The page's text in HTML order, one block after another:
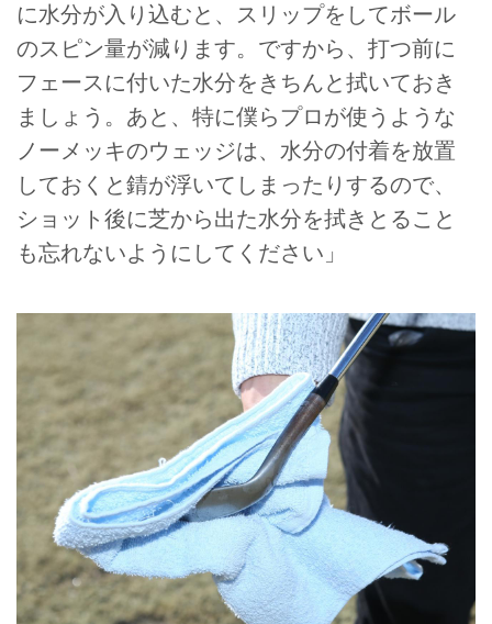
に水分が入り込むと、スリップをしてボール
のスピン量が減ります。ですから、打つ前に
フェースに付いた水分をきちんと拭いておき
ましょう。あと、特に僕らプロが使うような
ノーメッキのウェッジは、水分の付着を放置
しておくと錆が浮いてしまったりするので、
ショット後に芝から出た水分を拭きとること
も忘れないようにしてください」